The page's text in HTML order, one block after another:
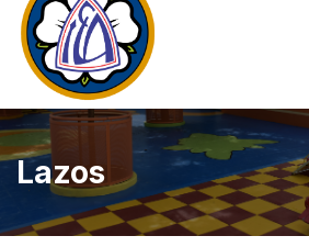
Lazos